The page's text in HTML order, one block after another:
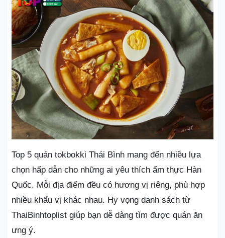
Top 5 quán tokbokki Thái Bình mang đến nhiều lựa
chọn hấp dẫn cho những ai yêu thích ẩm thực Hàn
Quốc. Mỗi địa điểm đều có hương vị riêng, phù hợp
nhiều khẩu vị khác nhau. Hy vọng danh sách từ
ThaiBinhtoplist giúp bạn dễ dàng tìm được quán ăn
ưng ý.